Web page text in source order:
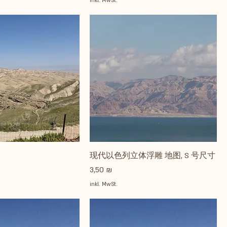
现代以色列立体浮雕 地图, S 号尺寸
Preis
3,50 ₪
inkl. MwSt.